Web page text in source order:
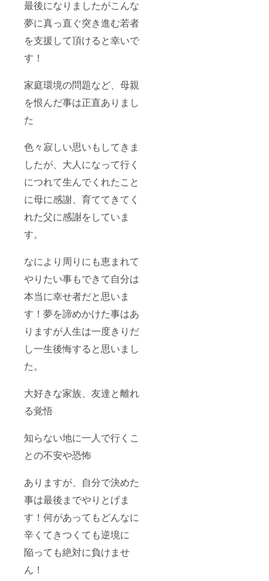
最後になりましたがこんな
夢に真っ直ぐ突き進む若者
を支援して頂けると幸いで
す！
家庭環境の問題など、母親
を恨んだ事は正直ありまし
た
色々寂しい思いもしてきま
したが、大人になって行く
につれて生んでくれたこと
に母に感謝、育ててきてく
れた父に感謝をしていま
す。
なにより周りにも恵まれて
やりたい事もできて自分は
本当に幸せ者だと思いま
す！夢を諦めかけた事はあ
りますが人生は一度きりだ
し一生後悔すると思いまし
た。
大好きな家族、友達と離れ
る覚悟
知らない地に一人で行くこ
との不安や恐怖
ありますが、自分で決めた
事は最後までやりとげま
す！何があってもどんなに
辛くてきつくても逆境に
陥っても絶対に負けませ
ん！